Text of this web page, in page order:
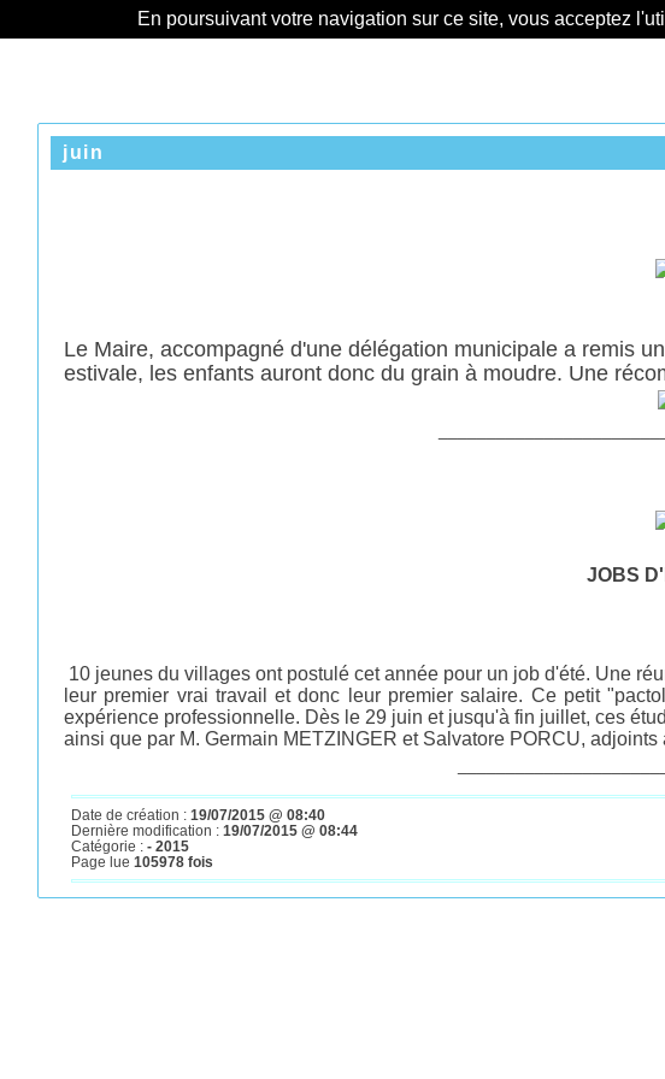
En poursuivant votre navigation sur ce site, vous acceptez
juin
Le Maire, accompagné d'une délégation municipale a remis
estivale, les enfants auront donc du grain à moudre. Une
JOBS
10 jeunes du villages ont postulé cet année pour un job d'été. Une
leur premier vrai travail et donc leur premier salaire. Ce petit
expérience professionnelle. Dès le 29 juin et jusqu'à fin juillet, ces
ainsi que par M. Germain METZINGER et Salvatore PORCU, adjoints
Date de création : 19/07/2015 @ 08:40
Dernière modification : 19/07/2015 @ 08:44
Catégorie : - 2015
Page lue 105978 fois